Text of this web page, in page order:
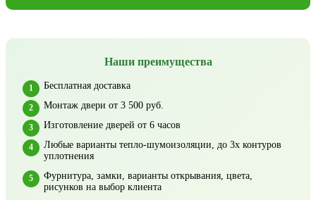
Наши преимущества
Бесплатная доставка
Монтаж двери от 3 500 руб.
Изготовление дверей от 6 часов
Любые варианты тепло-шумоизоляции, до 3х контуров
уплотнения
Фурнитура, замки, варианты открывания, цвета,
рисунков на выбор клиента